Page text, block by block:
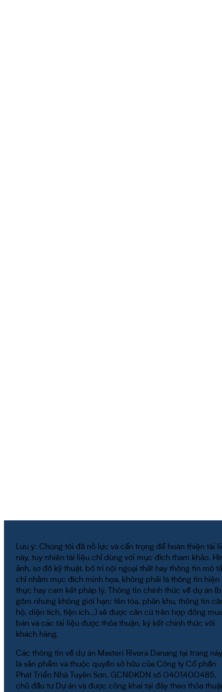
Lưu ý: Chúng tôi đã nỗ lực và cẩn trọng để hoàn thiện tài
này, tuy nhiên tài liệu chỉ dùng với mục đích tham khảo.
ảnh, sơ đồ kỹ thuật, bố trí nội ngoại thất hay thông tin mô tả
chỉ nhằm mục đích minh họa, không phải là thông tin hiện
thực hay cam kết pháp lý. Thông tin chính thức về dự án
gồm nhưng không giới hạn: tên tòa, phân khu, thông tin
hộ, diện tích, tiện ích…) sẽ được căn cứ trên hợp đồng
bán và các tài liệu được thỏa thuận, ký kết chính thức với
khách hàng.
Các thông tin về dự án Masteri Rivera Danang tại trang này
là sản phẩm và thuộc quyền sở hữu của Công ty Cổ phần
Phát Triển Nhà Tuyên Sơn, GCNĐKDN số 0401400485,
chủ đầu tư Dự án và được công khai tại đây theo thỏa